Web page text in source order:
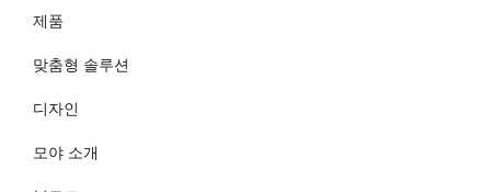
제품
맞춤형 솔루션
디자인
모야 소개